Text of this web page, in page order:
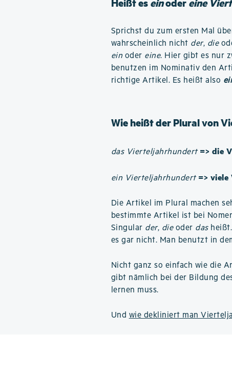
Heißt eseinodereine
Sprichst du zum ersten Mal
wahrscheinlich nicht der, die
ein oder eine. Hier gibt es nur
benutzen im Nominativ den
richtige Artikel. Es heißt also
Wie heißt der Plural von
das Vierteljahrhundert => die
ein Vierteljahrhundert =>
Die Artikel im Plural machen
bestimmte Artikel ist bei
Singular der, dieoder dasheißt.
es gar nicht. Man benutzt in
Nicht ganz so einfach wie die
gibt nämlich bei der Bildung
lernen muss.
Und wie dekliniert man